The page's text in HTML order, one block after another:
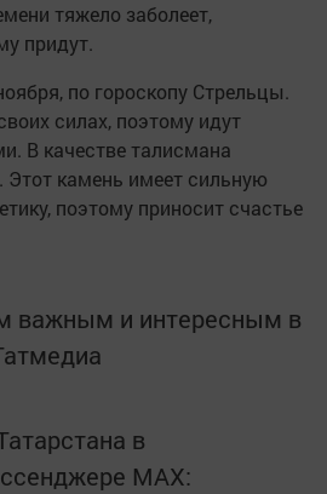
тяжело заболеет,
придут.
по гороскопу Стрельцы.
силах, поэтому идут
В качестве талисмана
камень имеет сильную
поэтому приносит счастье
важным и интересным в
в
MАХ: